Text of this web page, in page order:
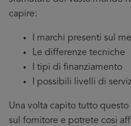
capire:
I marchi presenti sul
Le differenze tecniche
I tipi di finanziamento
I possibili livelli di
Una volta capito tutto
sul fornitore e potrete cosi